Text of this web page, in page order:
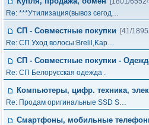
Re: ***Утилизация(вывоз сегод…
СП - Совместные покупки
[41/
Re: СП Уход волосы:Brelil,Kap…
СП - Совместные покупки -
Re: СП Белорусская одежда .
Компьютеры, цифр. техника,
Re: Продам оригинальные SSD S…
Смартфоны, мобильные